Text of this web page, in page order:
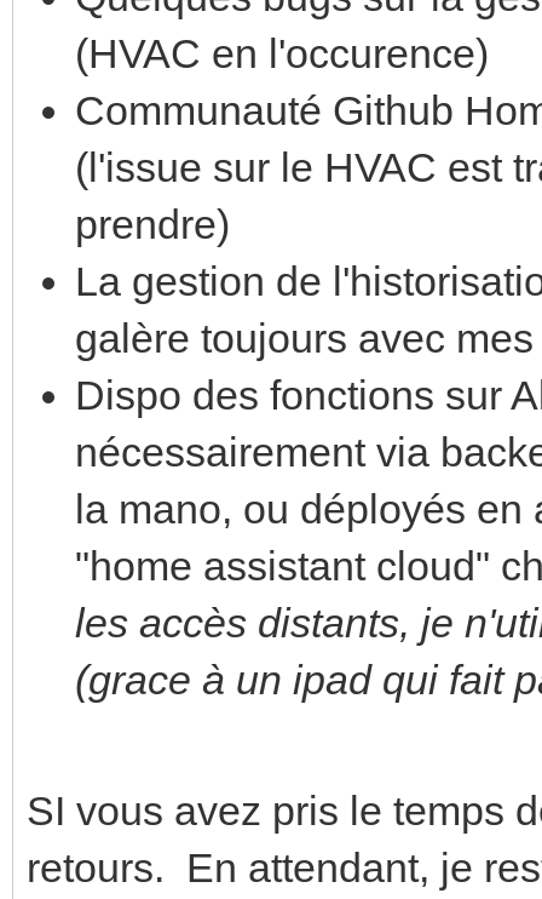
(HVAC en l'occurence)
Communauté Github
(l'issue sur le HVAC est
prendre)
La gestion de
galère toujours avec
Dispo des fonctions sur
nécessairement via
la mano, ou déployés
"home assistant cloud"
les accès distants, je
(grace à un ipad qui fait
SI vous avez pris le temps
retours. En attendant, je